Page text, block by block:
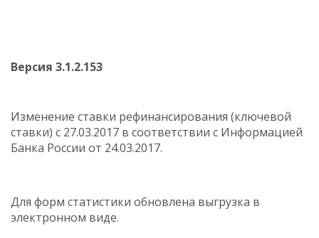
Версия 3.1.2.153
Изменение ставки рефинансирования (ключевой
ставки) с 27.03.2017 в соответствии с Информацией
Банка России от 24.03.2017.
Для форм статистики обновлена выгрузка в
электронном виде.